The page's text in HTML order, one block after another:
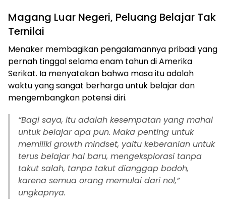
Magang Luar Negeri, Peluang Belajar Tak
Ternilai
Menaker membagikan pengalamannya pribadi yang
pernah tinggal selama enam tahun di Amerika
Serikat. Ia menyatakan bahwa masa itu adalah
waktu yang sangat berharga untuk belajar dan
mengembangkan potensi diri.
“Bagi saya, itu adalah kesempatan yang mahal
untuk belajar apa pun. Maka penting untuk
memiliki growth mindset, yaitu keberanian untuk
terus belajar hal baru, mengeksplorasi tanpa
takut salah, tanpa takut dianggap bodoh,
karena semua orang memulai dari nol,”
ungkapnya.